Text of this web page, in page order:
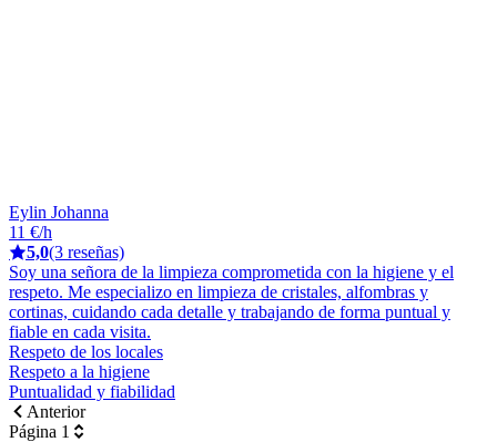
Eylin Johanna
11 €/h
5,0(3 reseñas)
Soy una señora de la limpieza comprometida con la higiene y el
respeto. Me especializo en limpieza de cristales, alfombras y
cortinas, cuidando cada detalle y trabajando de forma puntual y
fiable en cada visita.
Respeto de los locales
Respeto a la higiene
Puntualidad y fiabilidad
Anterior
Página 1